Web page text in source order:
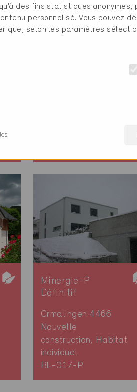
Minergie-P
Définitif
Ormalingen 4466
Nouvelle
construction, Habitat
individuel
BL-017-P
des fins statistiques
personnalisé. Vous pouvez
que, selon les paramètres